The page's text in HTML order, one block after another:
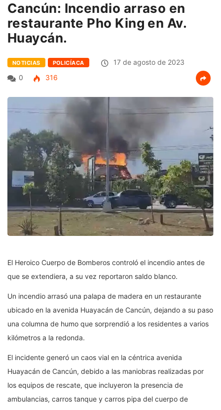
Cancún: Incendio arraso en
restaurante Pho King en Av.
Huaycán.
NOTICIAS POLICÍACA
17 de agosto de 2023
0
316
El Heroico Cuerpo de Bomberos controló el incendio antes de
que se extendiera, a su vez reportaron saldo blanco.
Un incendio arrasó una palapa de madera en un restaurante
ubicado en la avenida Huayacán de Cancún, dejando a su paso
una columna de humo que sorprendió a los residentes a varios
kilómetros a la redonda.
El incidente generó un caos vial en la céntrica avenida
Huayacán de Cancún, debido a las maniobras realizadas por
los equipos de rescate, que incluyeron la presencia de
ambulancias, carros tanque y carros pipa del cuerpo de